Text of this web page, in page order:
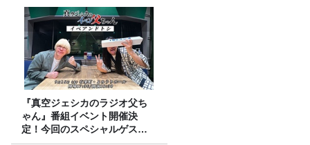
『真空ジェシカのラジオ父ち
ゃん』番組イベント開催決
定！今回のスペシャルゲスト
は、タカアンドトシ！